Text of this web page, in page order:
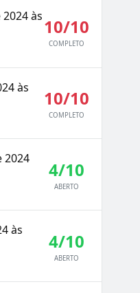
às10/10
COMPLETO
às
10/10
COMPLETO
2024
4/10
ABERTO
às
4/10
ABERTO